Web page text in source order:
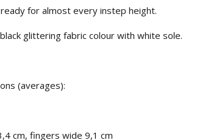
for almost every instep height.
glittering fabric colour with white sole.
(averages):
cm, fingers wide 9,1 cm